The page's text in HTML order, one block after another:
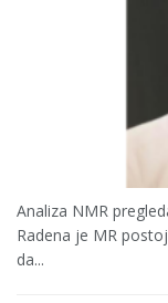
Analiza NMR
Radena je MR
da...